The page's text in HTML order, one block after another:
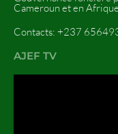
Cameroun et en
Contacts: +237
AJEF TV